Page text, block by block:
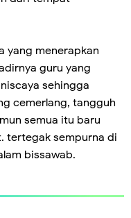
yang menerapkan
guru yang
sehingga
cemerlang, tangguh
semua itu baru
tertegak sempurna di
bissawab.